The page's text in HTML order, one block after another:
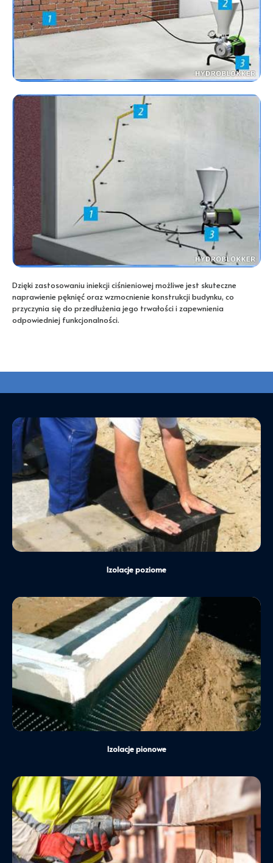
Dzięki zastosowaniu iniekcji ciśnieniowej możliwe jest skuteczne
naprawienie pęknięć oraz wzmocnienie konstrukcji budynku, co
przyczynia się do przedłużenia jego trwałości i zapewnienia
odpowiedniej funkcjonalności.
Służą do zatrzymania ruchu wody z dołu do góry w
murach budynku. W większości budynków
niepodpiwniczonych wystarczy odtworzyć wyłącznie
izolację poziomą.
Dowiedz się więcej
Izolacje poziome
Chronią podpiwniczoną część budynku zagłębioną
w ziemi. Stanowią zabezpieczenie przed penetrację
wilgoci przez boczną ścianę budynku położoną
poniżej poziomu gruntu.
Dowiedz się więcej
Izolacje pionowe
Chronią podpiwniczoną część budynku zagłębioną
w ziemi. Stanowią zabezpieczenie przed penetrację
wilgoci przez boczną ścianę budynku położoną
poniżej poziomu gruntu.